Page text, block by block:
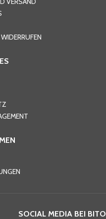
*
SOCIAL MEDIA BEI BITO